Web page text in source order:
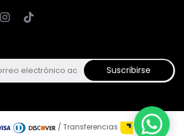
Suscribirse
/ Transferencias